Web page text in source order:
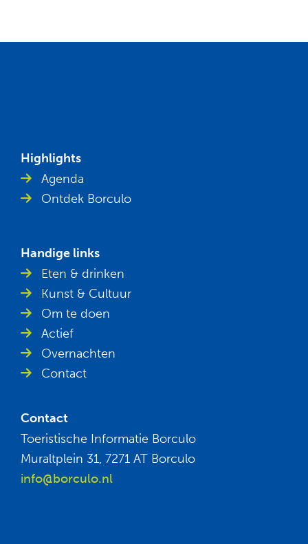
Highlights
Agenda
Ontdek Borculo
Handige links
Eten & drinken
Kunst & Cultuur
Om te doen
Actief
Overnachten
Contact
Contact
Toeristische Informatie Borculo
Muraltplein 31, 7271 AT Borculo
info@borculo.nl